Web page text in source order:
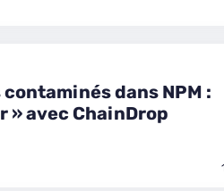
dans NPM :
» avec ChainDrop